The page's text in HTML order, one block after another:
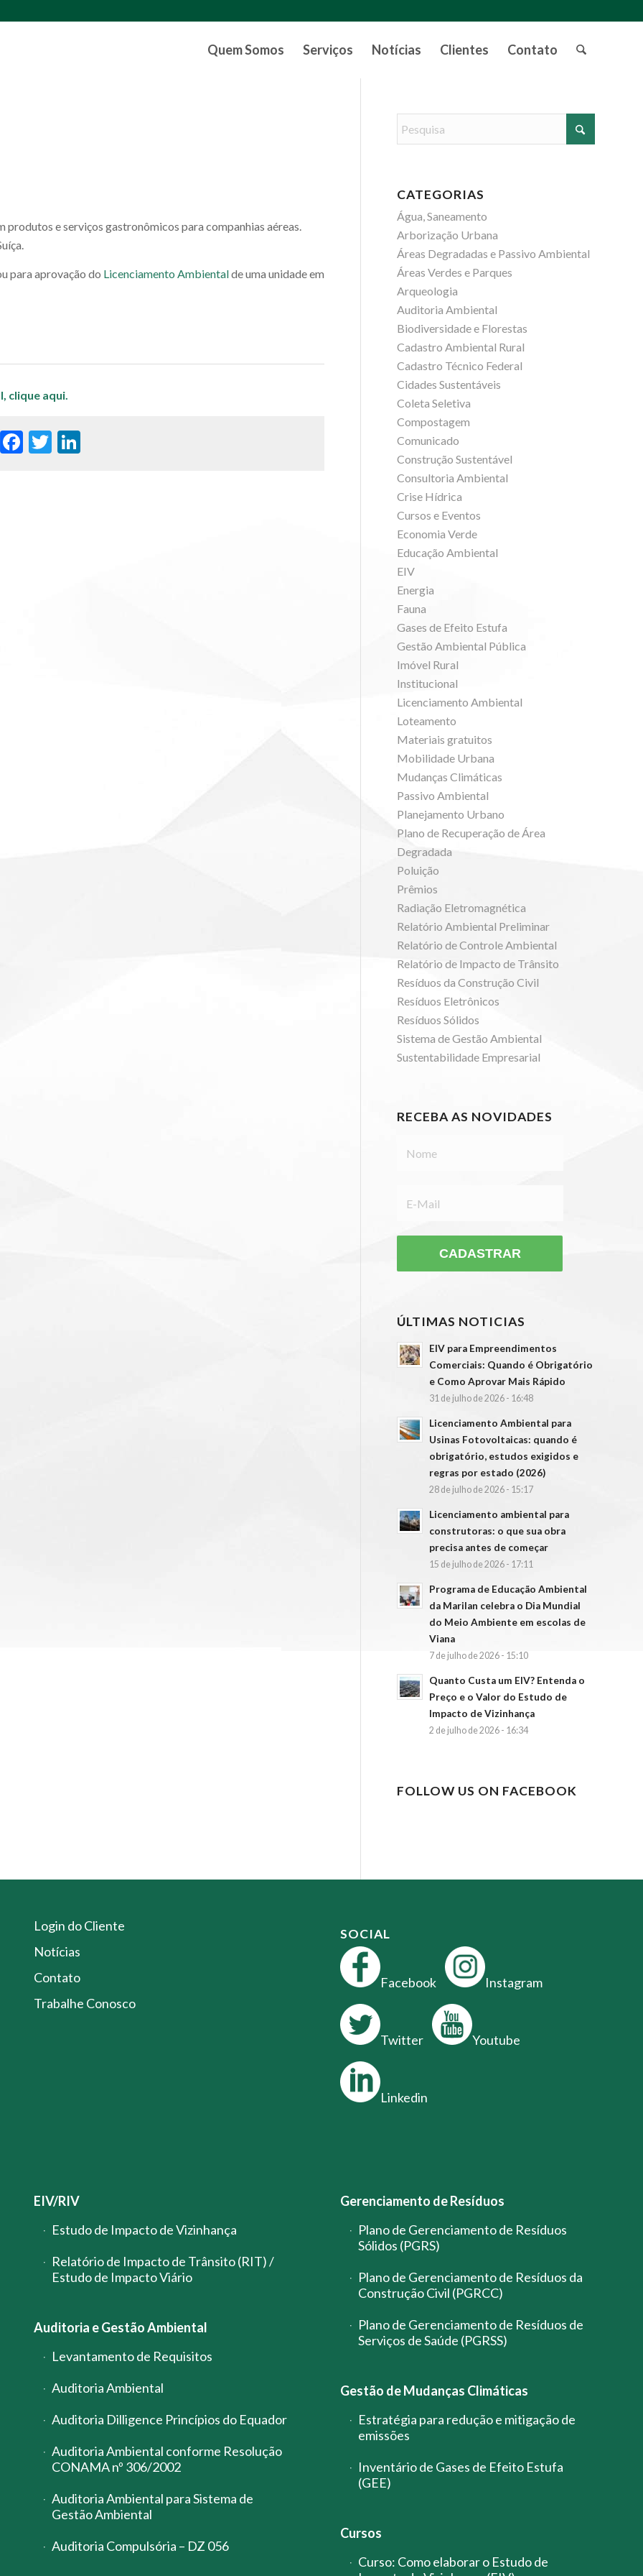
Quem Somos Serviços Notícias Clientes Contato
produtos e serviços gastronômicos para companhias aéreas.
para aprovação do Licenciamento Ambientalde uma unidade em
clique aqui.
Facebook
Twitter
LinkedIn
CATEGORIAS
Água, Saneamento
Arborização Urbana
Áreas Degradadas e Passivo Ambiental
Áreas Verdes e Parques
Arqueologia
Auditoria Ambiental
Biodiversidade e Florestas
Cadastro Ambiental Rural
Cadastro Técnico Federal
Cidades Sustentáveis
Coleta Seletiva
Compostagem
Comunicado
Construção Sustentável
Consultoria Ambiental
Crise Hídrica
Cursos e Eventos
Economia Verde
Educação Ambiental
EIV
Energia
Fauna
Gases de Efeito Estufa
Gestão Ambiental Pública
Imóvel Rural
Institucional
Licenciamento Ambiental
Loteamento
Materiais gratuitos
Mobilidade Urbana
Mudanças Climáticas
Passivo Ambiental
Planejamento Urbano
Plano de Recuperação de Área
Degradada
Poluição
Prêmios
Radiação Eletromagnética
Relatório Ambiental Preliminar
Relatório de Controle Ambiental
Relatório de Impacto de Trânsito
Resíduos da Construção Civil
Resíduos Eletrônicos
Resíduos Sólidos
Sistema de Gestão Ambiental
Sustentabilidade Empresarial
RECEBA AS NOVIDADES
ÚLTIMAS NOTICIAS
EIV para Empreendimentos
Comerciais: Quando é Obrigatório
e Como Aprovar Mais Rápido
31 de julho de 2026 - 16:48
Licenciamento Ambiental para
Usinas Fotovoltaicas: quando é
obrigatório, estudos exigidos e
regras por estado (2026)
28 de julho de 2026 - 15:17
Licenciamento ambiental para
construtoras: o que sua obra
precisa antes de começar
15 de julho de 2026 - 17:11
Programa de Educação Ambiental
da Marilan celebra o Dia Mundial
do Meio Ambiente em escolas de
Viana
7 de julho de 2026 - 15:10
Quanto Custa um EIV? Entenda o
Preço e o Valor do Estudo de
Impacto de Vizinhança
2 de julho de 2026 - 16:34
FOLLOW US ON FACEBOOK
Login do Cliente
Notícias
Contato
Trabalhe Conosco
SOCIAL
Facebook Instagram
Twitter Youtube
Linkedin
EIV/RIV
Estudo de Impacto de Vizinhança
Relatório de Impacto de Trânsito (RIT) /
Estudo de Impacto Viário
Auditoria e Gestão Ambiental
Levantamento de Requisitos
Auditoria Ambiental
Auditoria Dilligence Princípios do Equador
Auditoria Ambiental conforme Resolução
CONAMA nº 306/2002
Auditoria Ambiental para Sistema de
Gestão Ambiental
Auditoria Compulsória – DZ 056
Gerenciamento de Resíduos
Plano de Gerenciamento de Resíduos
Sólidos (PGRS)
Plano de Gerenciamento de Resíduos da
Construção Civil (PGRCC)
Plano de Gerenciamento de Resíduos de
Serviços de Saúde (PGRSS)
Gestão de Mudanças Climáticas
Estratégia para redução e mitigação de
emissões
Inventário de Gases de Efeito Estufa
(GEE)
Cursos
Curso: Como elaborar o Estudo de